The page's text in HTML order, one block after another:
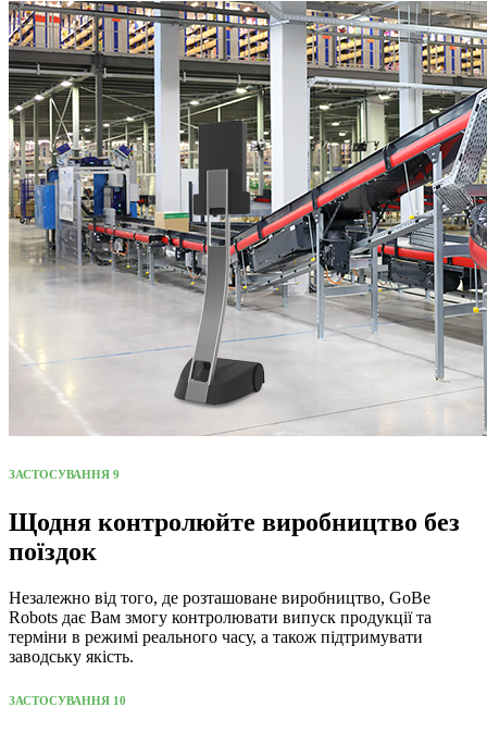
ЗАСТОСУВАННЯ 9
Щодня контролюйте виробництво без
поїздок
Незалежно від того, де розташоване виробництво, GoBe
Robots дає Вам змогу контролювати випуск продукції та
терміни в режимі реального часу, а також підтримувати
заводську якість.
ЗАСТОСУВАННЯ 10